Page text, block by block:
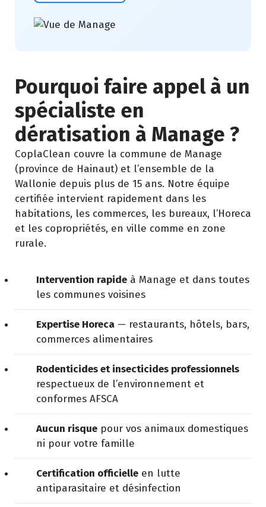
Pourquoi faire appel à un
spécialiste en
dératisation à Manage ?
CoplaClean couvre la commune de Manage
(province de Hainaut) et l’ensemble de la
Wallonie depuis plus de 15 ans. Notre équipe
certifiée intervient rapidement dans les
habitations, les commerces, les bureaux, l’Horeca
et les copropriétés, en ville comme en zone
rurale.
Intervention rapide à Manage et dans toutes
les communes voisines
Expertise Horeca — restaurants, hôtels, bars,
commerces alimentaires
Rodenticides et insecticides professionnels
respectueux de l’environnement et
conformes AFSCA
Aucun risque pour vos animaux domestiques
ni pour votre famille
Certification officielle en lutte
antiparasitaire et désinfection